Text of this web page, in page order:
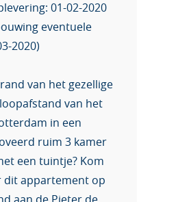
01-02-2020
eventuele
2020)
van het gezellige
van het
in een
ruim 3 kamer
een tuintje? Kom
dit appartement op